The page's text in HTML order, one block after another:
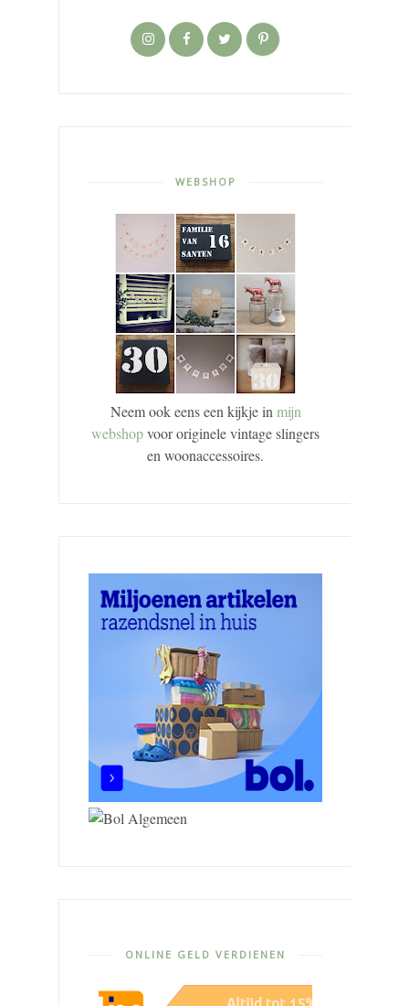
WEBSHOP
Neem ook eens een kijkje in mijn
webshopvoor originele vintage slingers
en woonaccessoires.
ONLINE GELD VERDIENEN